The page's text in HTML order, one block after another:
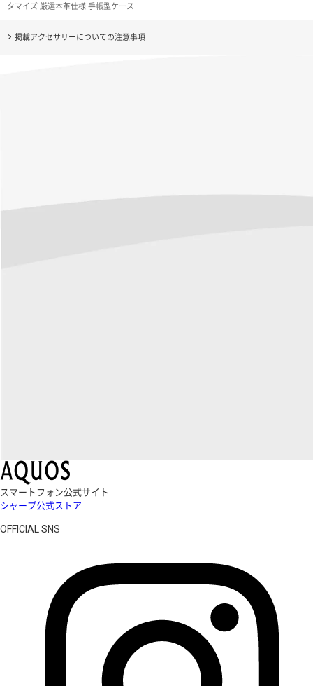
タマイズ 厳選本革仕様 手帳型ケース
掲載アクセサリーについての注意事項
スマートフォン公式サイト
シャープ公式ストア
OFFICIAL SNS